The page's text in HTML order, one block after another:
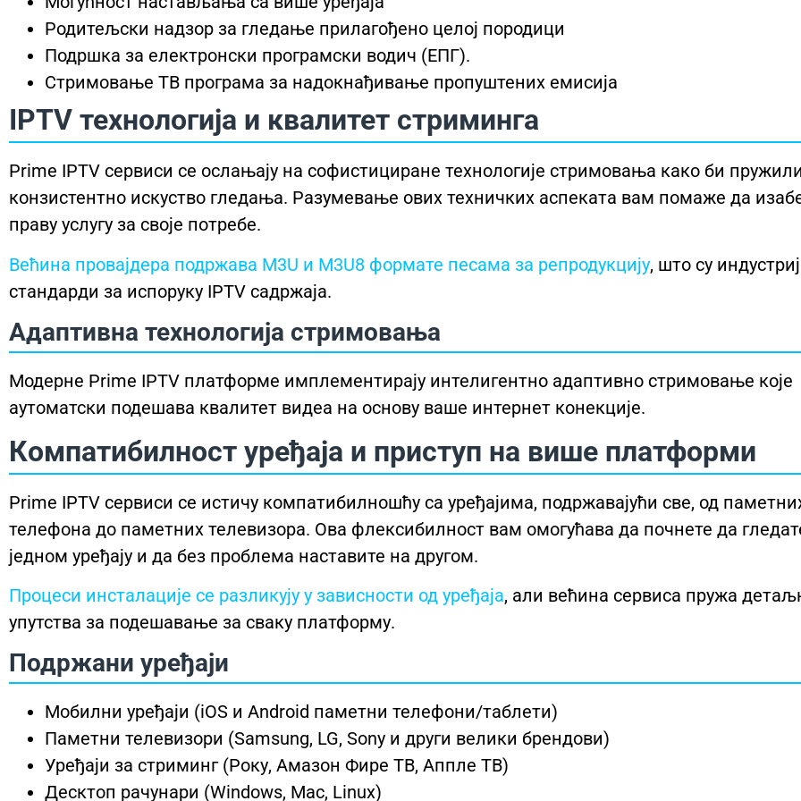
Родитељски надзор за гледање прилагођено целој породици
Подршка за електронски програмски водич (ЕПГ).
Стримовање ТВ програма за надокнађивање пропуштених емисија
IPTV технологија и квалитет стриминга
Prime IPTV сервиси се ослањају на софистициране технологије стримовања како би пружили
конзистентно искуство гледања. Разумевање ових техничких аспеката вам помаже да
праву услугу за своје потребе.
Већина провајдера подржава M3U и M3U8 формате песама за репродукцију, што су
стандарди за испоруку IPTV садржаја.
Адаптивна технологија стримовања
Модерне Prime IPTV платформе имплементирају интелигентно адаптивно стримовање које
аутоматски подешава квалитет видеа на основу ваше интернет конекције.
Компатибилност уређаја и приступ на више платформи
Prime IPTV сервиси се истичу компатибилношћу са уређајима, подржавајући све, од
телефона до паметних телевизора. Ова флексибилност вам омогућава да почнете да
једном уређају и да без проблема наставите на другом.
Процеси инсталације се разликују у зависности од уређаја, али већина сервиса пружа
упутства за подешавање за сваку платформу.
Подржани уређаји
Мобилни уређаји (iOS и Android паметни телефони/таблети)
Паметни телевизори (Samsung, LG, Sony и други велики брендови)
Уређаји за стриминг (Року, Амазон Фире ТВ, Аппле ТВ)
Десктоп рачунари (Windows, Mac, Linux)